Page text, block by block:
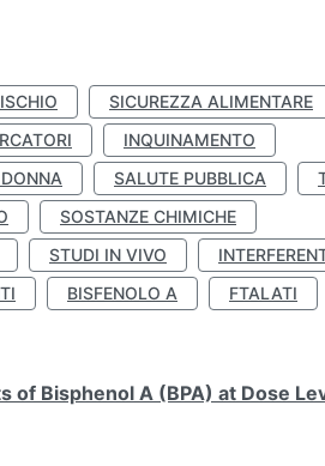
SICUREZZA ALIMENTARE
INQUINAMENTO
SALUTE PUBBLICA
SOSTANZE CHIMICHE
STUDI IN VIVO
BISFENOLO A
FTALATI
Bisphenol A (BPA) at Dose